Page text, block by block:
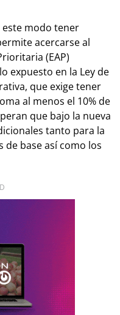
este modo tener
acercarse al
(EAP)
expuesto en la Ley de
que exige tener
al menos el 10% de
que bajo la nueva
tanto para la
base así como los